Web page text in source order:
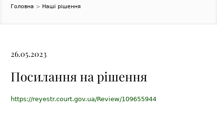
Головна > Наші рішення
26.05.2023
Посилання на рішення
https://reyestr.court.gov.ua/Review/109655944